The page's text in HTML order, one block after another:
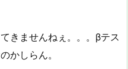
きませんねぇ。。。βテス
かしらん。